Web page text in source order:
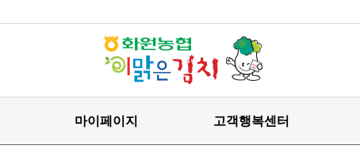
마이페이지 고객행복센터